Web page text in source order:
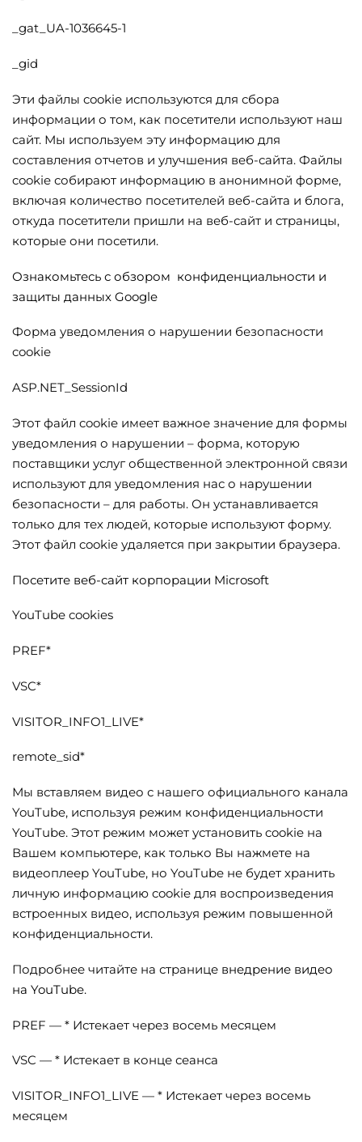
_gat_UA-1036645-1
_gid
Эти файлы cookie используются для сбора
информации о том, как посетители используют наш
сайт. Мы используем эту информацию для
составления отчетов и улучшения веб-сайта. Файлы
cookie собирают информацию в анонимной форме,
включая количество посетителей веб-сайта и блога,
откуда посетители пришли на веб-сайт и страницы,
которые они посетили.
Ознакомьтесь с обзором конфиденциальности и
защиты данных Google
Форма уведомления о нарушении безопасности
cookie
ASP.NET_SessionId
Этот файл cookie имеет важное значение для формы
уведомления о нарушении – форма, которую
поставщики услуг общественной электронной связи
используют для уведомления нас о нарушении
безопасности – для работы. Он устанавливается
только для тех людей, которые используют форму.
Этот файл cookie удаляется при закрытии браузера.
Посетите веб-сайт корпорации Microsoft
YouTube cookies
PREF*
VSC*
VISITOR_INFO1_LIVE*
remote_sid*
Мы вставляем видео с нашего официального канала
YouTube, используя режим конфиденциальности
YouTube. Этот режим может установить cookie на
Вашем компьютере, как только Вы нажмете на
видеоплеер YouTube, но YouTube не будет хранить
личную информацию cookie для воспроизведения
встроенных видео, используя режим повышенной
конфиденциальности.
Подробнее читайте на странице внедрение видео
на YouTube.
PREF — * Истекает через восемь месяцем
VSC — * Истекает в конце сеанса
VISITOR_INFO1_LIVE — * Истекает через восемь
месяцем